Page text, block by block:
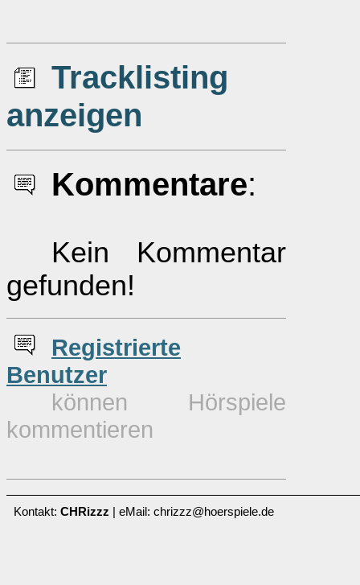
Tracklisting
anzeigen
Kommentare:
Kein Kommentar
gefunden!
Registrierte
Benutzer
können Hörspiele
kommentieren
Kontakt: CHRizzz | eMail: chrizzz@hoerspiele.de